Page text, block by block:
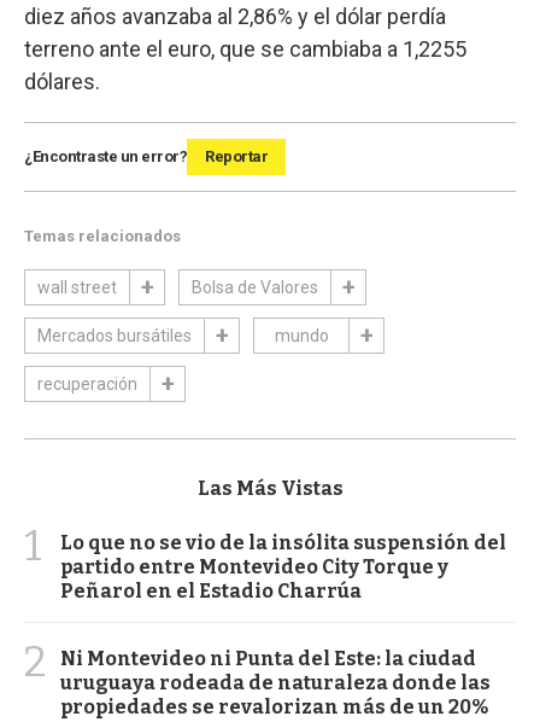
diez años avanzaba al 2,86% y el dólar perdía
terreno ante el euro, que se cambiaba a 1,2255
dólares.
¿Encontraste un error? Reportar
Temas relacionados
wall street Bolsa de Valores
Mercados bursátiles mundo
recuperación
Las Más Vistas
1
Lo que no se vio de la insólita suspensión del
partido entre Montevideo City Torque y
Peñarol en el Estadio Charrúa
2
Ni Montevideo ni Punta del Este: la ciudad
uruguaya rodeada de naturaleza donde las
propiedades se revalorizan más de un 20%